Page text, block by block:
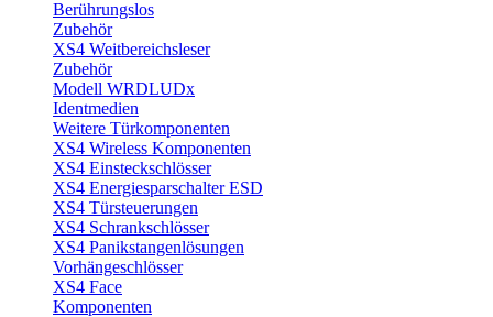
Berührungslos
Zubehör
XS4 Weitbereichsleser
Zubehör
Modell WRDLUDx
Identmedien
Weitere Türkomponenten
XS4 Wireless Komponenten
XS4 Einsteckschlösser
XS4 Energiesparschalter ESD
XS4 Türsteuerungen
XS4 Schrankschlösser
XS4 Panikstangenlösungen
Vorhängeschlösser
XS4 Face
Komponenten